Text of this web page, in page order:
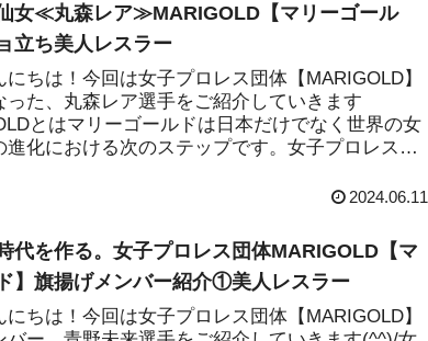
女≪丸森レア≫MARIGOLD【マリーゴール
立ち美人レスラー
ちは！今回は女子プロレス団体【MARIGOLD】
った、丸森レア選手をご紹介していきます
とはマリーゴールドは日本だけでなく世界の女
進化における次のステップです。女子プロレスの
2024.06.11
代を作る。女子プロレス団体MARIGOLD【マ
】旗揚げメンバー紹介①美人レスラー
ちは！今回は女子プロレス団体【MARIGOLD】